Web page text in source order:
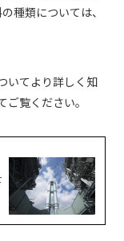
種類については、
いてより詳しく知
覧ください。